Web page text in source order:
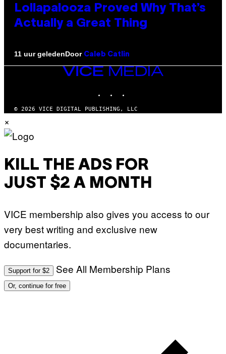
Lollapalooza Proved Why That’s
Actually a Great Thing
11 uur geledenDoor Caleb Catlin
VICE
MEDIA
© 2026 VICE DIGITAL PUBLISHING, LLC
×
KILL THE ADS FOR
JUST $2 A MONTH
VICE membership also gives you access to our
very best writing and exclusive new
documentaries.
Support for $2 See All Membership Plans
Or, continue for free